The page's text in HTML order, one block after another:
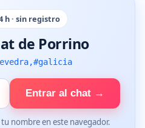
h · sin registro
de Porrino
Entrar al chat →
nombre en este navegador.